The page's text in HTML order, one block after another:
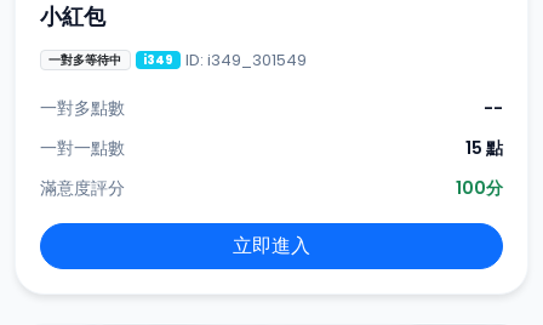
小紅包
一對多等待中 i349 ID: i349_301549
一對多點數
--
一對一點數
15 點
滿意度評分
100分
立即進入